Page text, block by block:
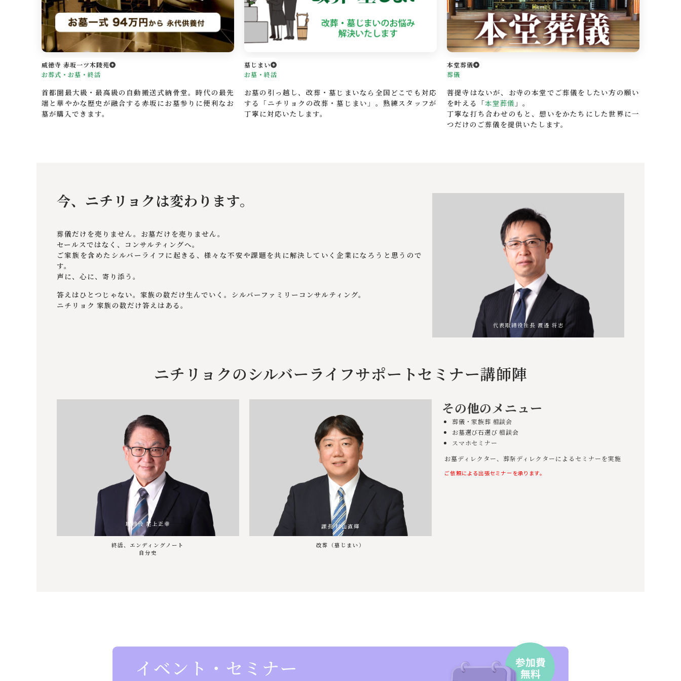
威徳寺 赤坂一ツ木陵苑
お葬式・お墓・終活
首都圏最大級・最高級の自動搬送式納骨堂。時代の最先
端と華やかな歴史が融合する赤坂にお墓参りに便利なお
墓が購入できます。
墓じまい
お墓・終活
お墓の引っ越し、改葬・墓じまいなら全国どこでも対応
する「ニチリョクの改葬・墓じまい」。熟練スタッフが
丁寧に対応いたします。
本堂葬儀
葬儀
菩提寺はないが、お寺の本堂でご葬儀をしたい方の願い
を叶える「本堂葬儀 」。
丁寧な打ち合わせのもと、想いをかたちにした世界に一
つだけのご葬儀を提供いたします。
今、ニチリョクは変わります。
葬儀だけを売りません。お墓だけを売りません。
セールスではなく、コンサルティングへ。
ご家族を含めたシルバーライフに起きる、様々な不安や課題を共に解決していく企業になろうと思うので
す。
声に、⼼に、寄り添う。
答えはひとつじゃない。家族の数だけ⽣んでいく。シルバーファミリーコンサルティング。
ニチリョク 家族の数だけ答えはある。
代表取締役社長 渡邊 将志
ニチリョクのシルバーライフサポートセミナー講師陣
終活、エンディングノート
自分史
取締役 尾上正幸
改葬（墓じまい）
課長 村山直輝
その他のメニュー
葬儀・家族葬 相談会
お墓選び石選び 相談会
スマホセミナー
お墓ディレクター、葬祭ディレクターによるセミナーを実施
ご依頼による出張セミナーを承ります。